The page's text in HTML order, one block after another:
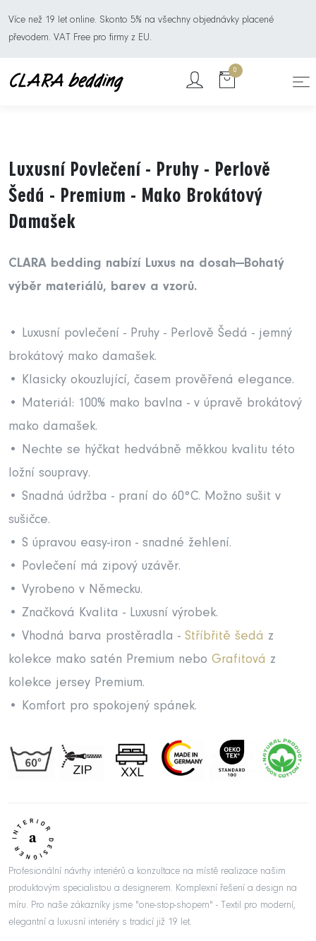
Více než 19 let online. Skonto 5% na všechny objednávky placené
převodem. VAT Free pro firmy z EU.
0
Luxusní Povlečení - Pruhy - Perlově
Šedá - Premium - Mako Brokátový
Damašek
CLARA bedding nabízí Luxus na dosah—Bohatý
výběr materiálů, barev a vzorů.
• Luxusní povlečení - Pruhy - Perlově Šedá - jemný
brokátový mako damašek.
• Klasicky okouzlující, časem prověřená elegance.
• Materiál: 100% mako bavlna - v úpravě brokátový
mako damašek.
• Nechte se hýčkat hedvábně měkkou kvalitu této
ložní soupravy.
• Snadná údržba - praní do 60°C. Možno sušit v
sušičce.
• S úpravou easy-iron - snadné žehlení.
• Povlečení má zipový uzávěr.
• Vyrobeno v Německu.
• Značková Kvalita - Luxusní výrobek.
• Vhodná barva prostěradla - Stříbřitě šedá z
kolekce mako satén Premium nebo Grafitová z
kolekce jersey Premium.
• Komfort pro spokojený spánek.
Profesionální návrhy interiérů a konzultace na místě realizace našim
produktovým specialistou a designerem. Komplexní řešení a design na
míru. Pro naše zákazníky jsme "one-stop-shopem" - Textil pro moderní,
elegantní a luxusní interiéry s tradicí již 19 let.